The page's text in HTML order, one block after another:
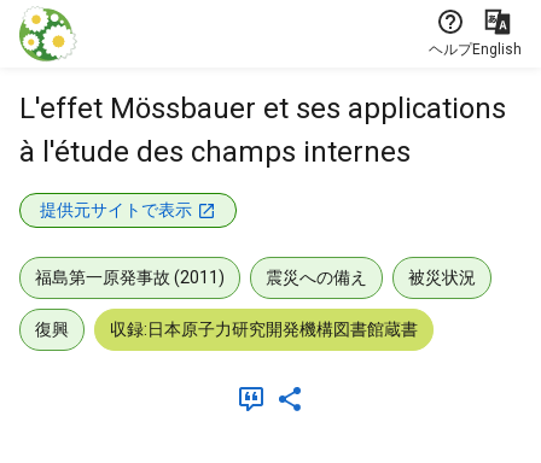
本文に飛ぶ
ヘルプEnglish
L'effet Mössbauer et ses applications
à l'étude des champs internes
提供元サイトで表示
福島第一原発事故 (2011) 震災への備え 被災状況
復興 収録:日本原子力研究開発機構図書館蔵書